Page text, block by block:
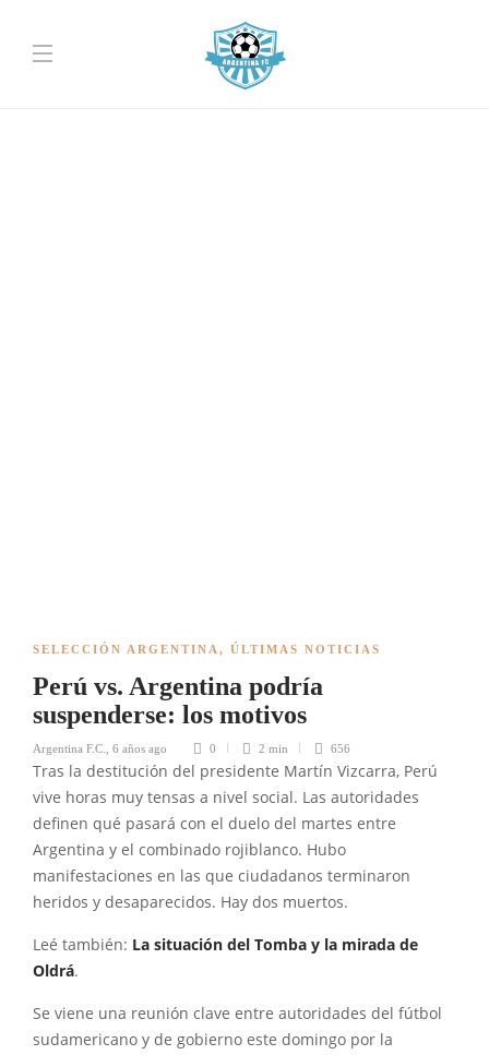
SELECCIÓN ARGENTINA , ÚLTIMAS NOTICIAS
Perú vs. Argentina podría
suspenderse: los motivos
Argentina F.C. 6 años ago 0 2 min 656
Tras la destitución del presidente Martín Vizcarra, Perú
vive horas muy tensas a nivel social. Las autoridades
definen qué pasará con el duelo del martes entre
Argentina y el combinado rojiblanco. Hubo
manifestaciones en las que ciudadanos terminaron
heridos y desaparecidos. Hay dos muertos.
Leé también: La situación del Tomba y la mirada de
Oldrá.
Se viene una reunión clave entre autoridades del fútbol
sudamericano y de gobierno este domingo por la